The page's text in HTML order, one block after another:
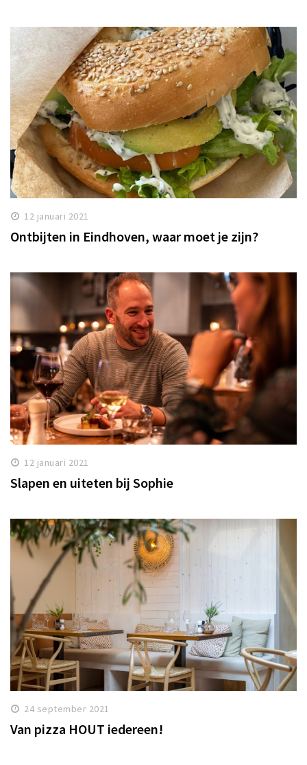
12 januari 2021
Ontbijten in Eindhoven, waar moet je zijn?
12 januari 2021
Slapen en uiteten bij Sophie
24 september 2021
Van pizza HOUT iedereen!